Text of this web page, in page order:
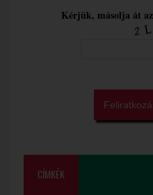
Kérjük, másolja át
CÍMKÉK